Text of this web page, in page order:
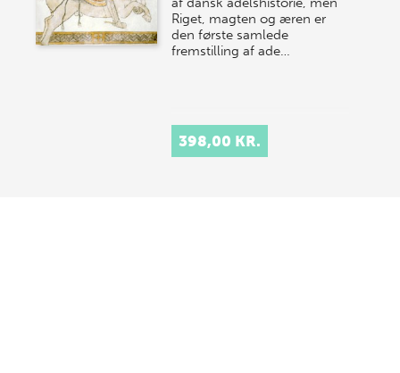
Riget, magten og æren er
den første samlede
fremstilling af ade…
398,00 KR.